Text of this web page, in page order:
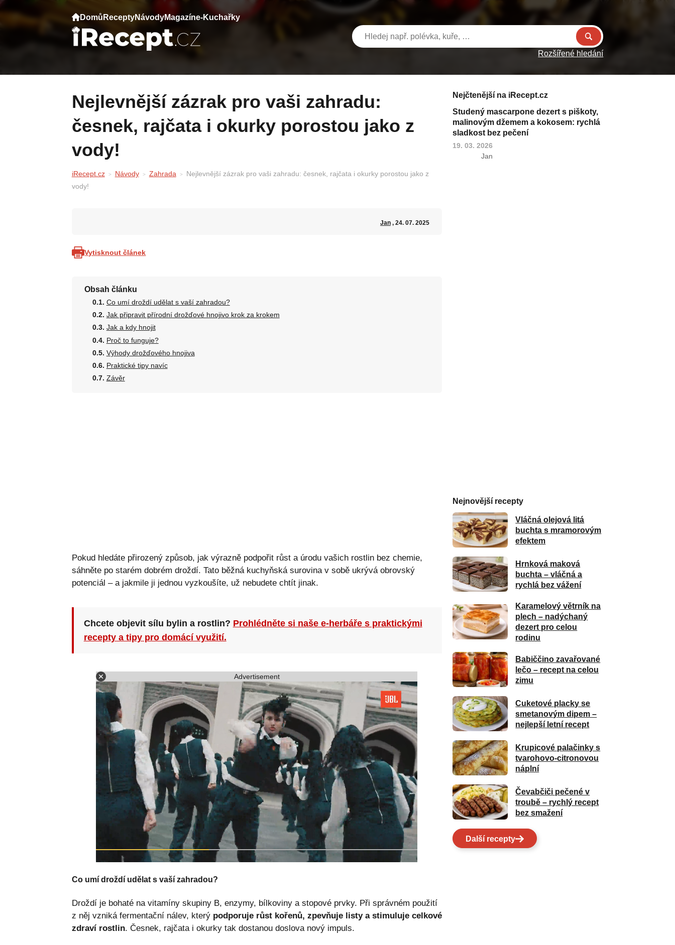
Domů ReceptyNávodyMagazíne-Kuchařky
Rozšířené hledání
Nejlevnější zázrak pro vaši zahradu:
česnek, rajčata i okurky porostou jako z
vody!
iRecept.cz Návody Zahrada
Nejlevnější zázrak pro vaši zahradu: česnek, rajčata i okurky porostou jako z
vody!
Jan, 24. 07. 2025
Vytisknout článek
Obsah článku
Co umí droždí udělat s vaší zahradou?
Jak připravit přírodní drožďové hnojivo krok za krokem
Jak a kdy hnojit
Proč to funguje?
Výhody drožďového hnojiva
Praktické tipy navíc
Závěr
Pokud hledáte přirozený způsob, jak výrazně podpořit růst a úrodu vašich rostlin bez chemie,
sáhněte po starém dobrém droždí. Tato běžná kuchyňská surovina v sobě ukrývá obrovský
potenciál – a jakmile ji jednou vyzkoušíte, už nebudete chtít jinak.
Chcete objevit sílu bylin a rostlin? Prohlédněte si naše e-herbáře s praktickými
recepty a tipy pro domácí využití.
Advertisement
Co umí droždí udělat s vaší zahradou?
Droždí je bohaté na vitamíny skupiny B, enzymy, bílkoviny a stopové prvky. Při správném použití
z něj vzniká fermentační nálev, který podporuje růst kořenů, zpevňuje listy a stimuluje celkové
zdraví rostlin. Česnek, rajčata i okurky tak dostanou doslova nový impuls.
Nejčtenější na iRecept.cz
Studený mascarpone dezert s piškoty,
malinovým džemem a kokosem: rychlá
sladkost bez pečení
19. 03. 2026
Jan
Nejnovější recepty
Vláčná olejová litá
buchta s mramorovým
efektem
Hrnková maková
buchta – vláčná a
rychlá bez vážení
Karamelový větrník na
plech – nadýchaný
dezert pro celou
rodinu
Babiččino zavařované
lečo – recept na celou
zimu
Cuketové placky se
smetanovým dipem –
nejlepší letní recept
Krupicové palačinky s
tvarohovo-citronovou
náplní
Čevabčiči pečené v
troubě – rychlý recept
bez smažení
Další recepty